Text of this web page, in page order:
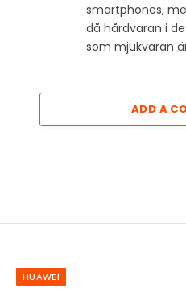
smartphones,
då hårdvaran i
som mjukvaran
ADD A
HUAWEI